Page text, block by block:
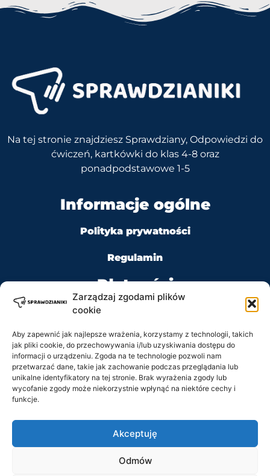
Zarządzaj zgodami plików
cookie
Aby zapewnić jak najlepsze wrażenia, korzystamy z technologii, takich
jak pliki cookie, do przechowywania i/lub uzyskiwania dostępu do
informacji o urządzeniu. Zgoda na te technologie pozwoli nam
przetwarzać dane, takie jak zachowanie podczas przeglądania lub
unikalne identyfikatory na tej stronie. Brak wyrażenia zgody lub
wycofanie zgody może niekorzystnie wpłynąć na niektóre cechy i
funkcje.
Akceptuję
Odmów
Na tej stronie znajdziesz Sprawdziany, Odpowiedzi do
ćwiczeń, kartkówki do klas 4-8 oraz
ponadpodstawowe 1-5
Informacje ogólne
Polityka prywatności
Regulamin
Płatności
Kontakt
Tel: +48 728 484 484
wszelkie prawa zastrzeżone.